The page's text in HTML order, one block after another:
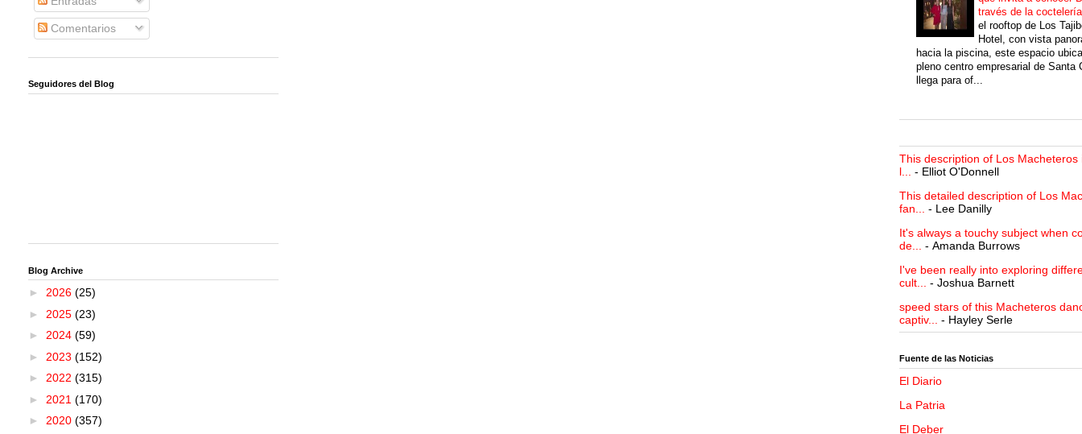
Comentarios
Seguidores del Blog
Blog Archive
► 2026 (25)
► 2025 (23)
► 2024 (59)
► 2023 (152)
► 2022 (315)
► 2021 (170)
► 2020 (357)
través de la
el rooftop de Los
Hotel, con vista
hacia la piscina, este espacio
pleno centro empresarial de Santa
llega para of...
This description of Los Macheteros
l...
- Elliot O'Donnell
This detailed description of Los
fan...
- Lee Danilly
It's always a touchy subject when
de...
- Amanda Burrows
I've been really into exploring
cult...
- Joshua Barnett
speed stars of this Macheteros
captiv...
- Hayley Serle
Fuente de las Noticias
El Diario
La Patria
El Deber